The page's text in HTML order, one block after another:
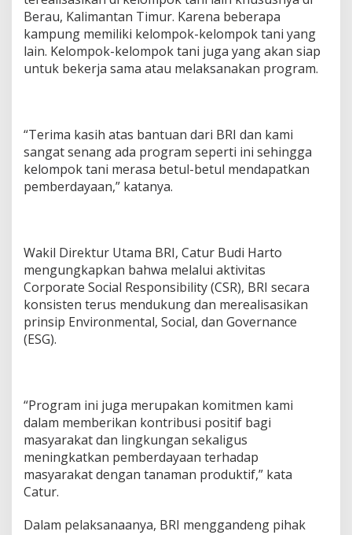
Berau, Kalimantan Timur. Karena beberapa
kampung memiliki kelompok-kelompok tani yang
lain. Kelompok-kelompok tani juga yang akan siap
untuk bekerja sama atau melaksanakan program.
“Terima kasih atas bantuan dari BRI dan kami
sangat senang ada program seperti ini sehingga
kelompok tani merasa betul-betul mendapatkan
pemberdayaan,” katanya.
Wakil Direktur Utama BRI, Catur Budi Harto
mengungkapkan bahwa melalui aktivitas
Corporate Social Responsibility (CSR), BRI secara
konsisten terus mendukung dan merealisasikan
prinsip Environmental, Social, dan Governance
(ESG).
“Program ini juga merupakan komitmen kami
dalam memberikan kontribusi positif bagi
masyarakat dan lingkungan sekaligus
meningkatkan pemberdayaan terhadap
masyarakat dengan tanaman produktif,” kata
Catur.
Dalam pelaksanaanya, BRI menggandeng pihak